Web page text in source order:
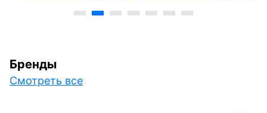
Бренды
Смотреть все